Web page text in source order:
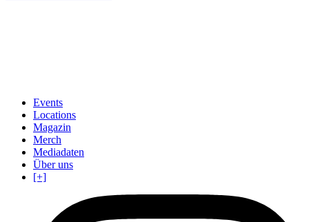
Events
Locations
Magazin
Merch
Mediadaten
Über uns
[+]